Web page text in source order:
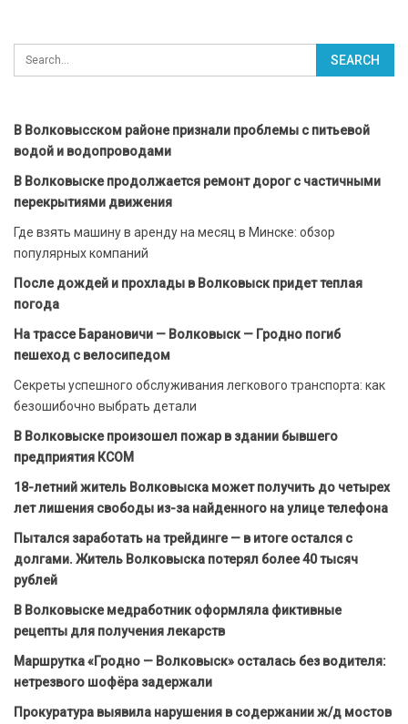
В Волковысском районе признали проблемы с питьевой
водой и водопроводами
В Волковыске продолжается ремонт дорог с частичными
перекрытиями движения
Где взять машину в аренду на месяц в Минске: обзор
популярных компаний
После дождей и прохлады в Волковыск придет теплая
погода
На трассе Барановичи — Волковыск — Гродно погиб
пешеход с велосипедом
Секреты успешного обслуживания легкового транспорта: как
безошибочно выбрать детали
В Волковыске произошел пожар в здании бывшего
предприятия КСОМ
18-летний житель Волковыска может получить до четырех
лет лишения свободы из-за найденного на улице телефона
Пытался заработать на трейдинге — в итоге остался с
долгами. Житель Волковыска потерял более 40 тысяч
рублей
В Волковыске медработник оформляла фиктивные
рецепты для получения лекарств
Маршрутка «Гродно — Волковыск» осталась без водителя:
нетрезвого шофёра задержали
Прокуратура выявила нарушения в содержании ж/д мостов